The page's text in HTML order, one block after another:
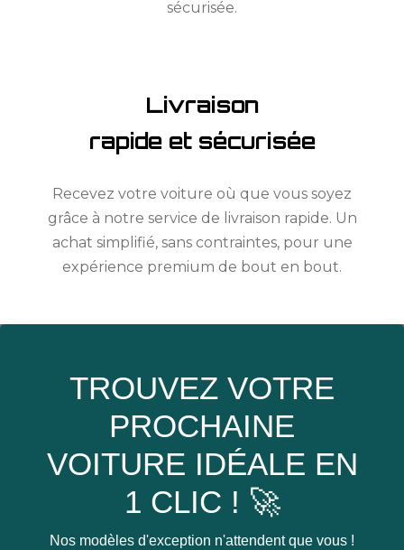
sécurisée.
Livraison
rapide et sécurisée
Recevez votre voiture où que vous soyez
grâce à notre service de livraison rapide. Un
achat simplifié, sans contraintes, pour une
expérience premium de bout en bout.
TROUVEZ VOTRE
PROCHAINE
VOITURE IDÉALE EN
1 CLIC ! 🚀
Nos modèles d'exception n'attendent que vous !